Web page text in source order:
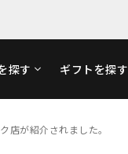
探す ギフトを探す
店が紹介されました。